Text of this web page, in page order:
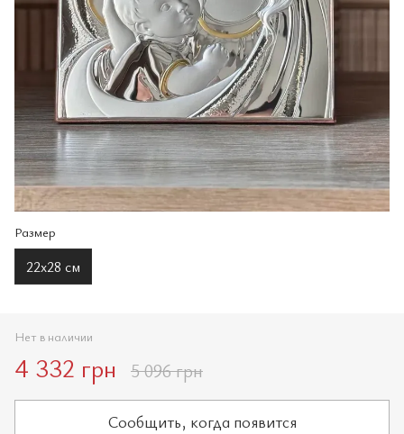
Размер
22х28 см
Нет в наличии
4 332 грн 5 096 грн
Сообщить, когда появится